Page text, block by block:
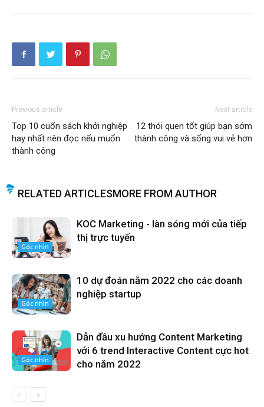
Previous article
Top 10 cuốn sách khởi nghiệp
hay nhất nên đọc nếu muốn
thành công
Next article
12 thói quen tốt giúp bạn sớm
thành công và sống vui vẻ hơn
RELATED ARTICLESMORE FROM AUTHOR
Góc nhìn
KOC Marketing - làn sóng mới của tiếp
thị trực tuyến
Góc nhìn
10 dự đoán năm 2022 cho các doanh
nghiệp startup
Góc nhìn
Dẫn đầu xu hướng Content Marketing
với 6 trend Interactive Content cực hot
cho năm 2022